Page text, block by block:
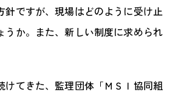
針ですが、現場はどのように受け止
うか。また、新しい制度に求められ
けてきた、監理団体「ＭＳＩ協同組